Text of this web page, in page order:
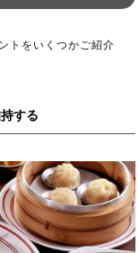
トをいくつかご紹介
する